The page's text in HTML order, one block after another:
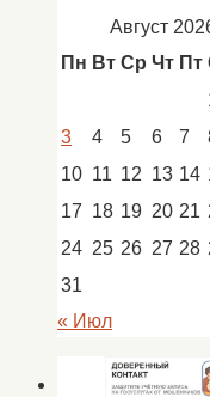
Август
Пн Вт Ср Чт Пт
3
4 5 6 7
10 11 12 13 14
17 18 19 20 21
24 25 26 27 28
31
« Июл